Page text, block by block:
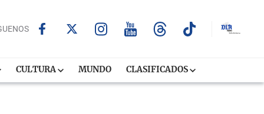
CULTURA MUNDO CLASIFICADOS